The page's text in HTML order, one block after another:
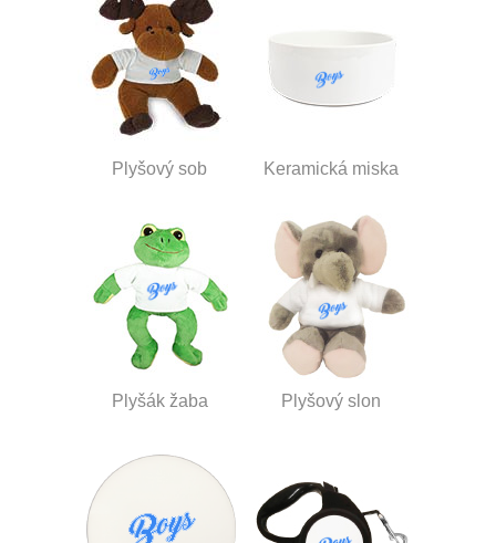
Plyšový sob Keramická miska
Plyšák žaba Plyšový slon